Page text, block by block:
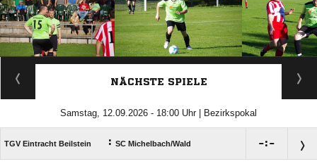
ANZEIGE
NÄCHSTE SPIELE
Samstag, 12.09.2026 - 18:00 Uhr | Bezirkspokal
TGV Eintracht Beilstein : SC Michelbach/​Wald :